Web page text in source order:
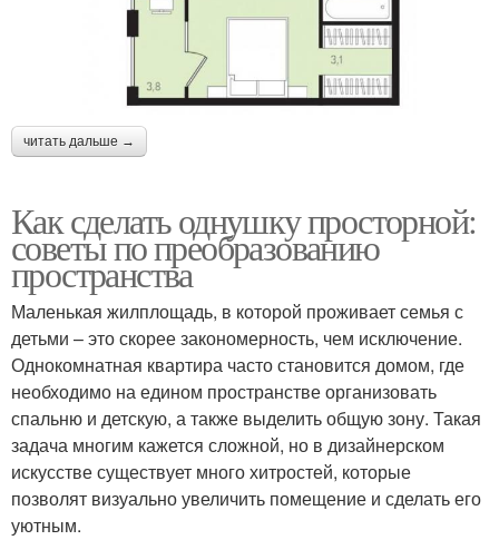
читать дальше →
Как сделать однушку просторной:
советы по преобразованию
пространства
Маленькая жилплощадь, в которой проживает семья с
детьми – это скорее закономерность, чем исключение.
Однокомнатная квартира часто становится домом, где
необходимо на едином пространстве организовать
спальню и детскую, а также выделить общую зону. Такая
задача многим кажется сложной, но в дизайнерском
искусстве существует много хитростей, которые
позволят визуально увеличить помещение и сделать его
уютным.